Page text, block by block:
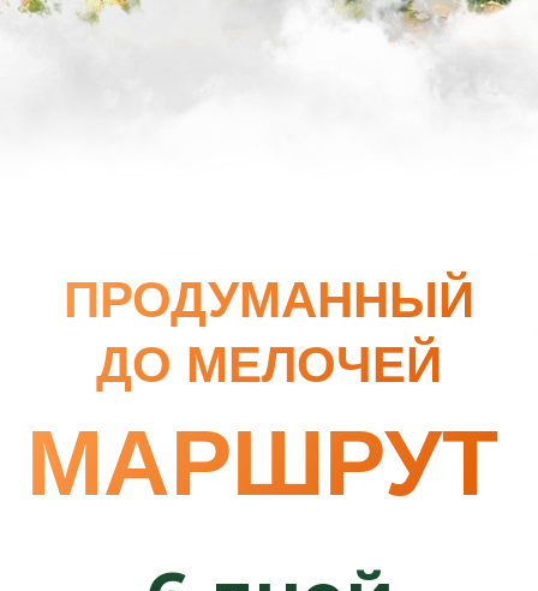
+ комфорт
МАРШРУТ